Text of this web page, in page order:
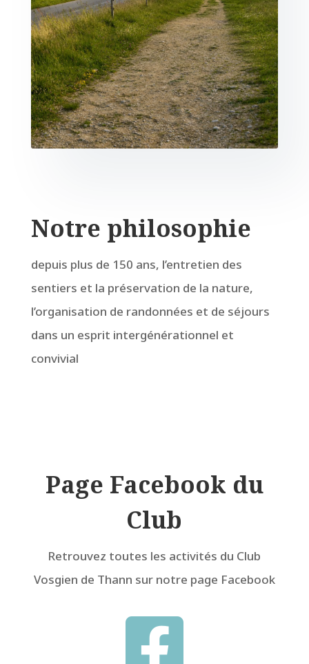
Notre philosophie
depuis plus de 150 ans, l’entretien des
sentiers et la préservation de la nature,
l’organisation de randonnées et de séjours
dans un esprit intergénérationnel et
convivial
Page Facebook du
Club
Retrouvez toutes les activités du Club
Vosgien de Thann sur notre page Facebook
